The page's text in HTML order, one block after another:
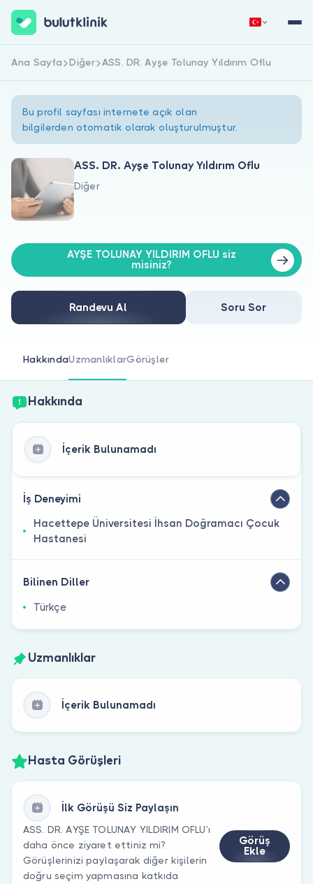
Hakkımızda
Doktorlar için
Doktor musunuz?
Hemen Kaydol Giriş Yap
Ana Sayfa Diğer ASS. DR. Ayşe Tolunay Yıldırım Oflu
Bu profil sayfası internete açık olan
bilgilerden otomatik olarak oluşturulmuştur.
ASS. DR. Ayşe Tolunay Yıldırım Oflu
Diğer
AYŞE TOLUNAY YILDIRIM OFLU siz
misiniz?
Randevu Al Soru Sor
HakkındaUzmanlıklarGörüşler
Hakkında
İçerik Bulunamadı
İş Deneyimi
Hacettepe Üniversitesi İhsan Doğramacı Çocuk
Hastanesi
Bilinen Diller
Türkçe
Uzmanlıklar
İçerik Bulunamadı
Hasta Görüşleri
İlk Görüşü Siz Paylaşın
ASS. DR. AYŞE TOLUNAY YILDIRIM OFLU’ı
daha önce ziyaret ettiniz mi?
Görüşlerinizi paylaşarak diğer kişilerin
doğru seçim yapmasına katkıda
Görüş
Ekle